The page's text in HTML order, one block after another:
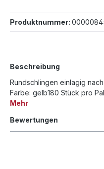
Produktnummer:
Beschreibung
Rundschlingen einlagig
Farbe: gelb180 Stück pro
Mehr
Bewertungen